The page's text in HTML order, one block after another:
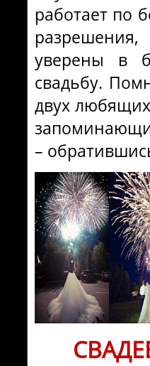
работает по
уверены в
свадьбу.
двух
–